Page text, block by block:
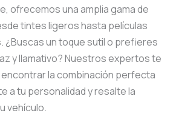
ofrecemos una amplia gama de
tintes ligeros hasta películas
¿Buscas un toque sutil o prefieres
y llamativo? Nuestros expertos te
la combinación perfecta
a tu personalidad y resalte la
vehículo.